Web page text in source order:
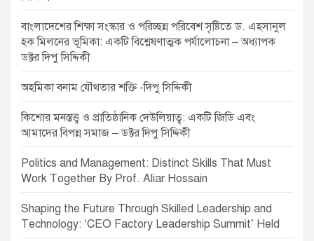
বাংলাদেশের শিক্ষা সংস্কার ও পরিচ্ছন্ন পরিবেশ সৃষ্টিতে ড. এহসানুল
হক মিলনের ভূমিকা: একটি বিশ্লেষণাত্মক পর্যালোচনা – অধ্যাপক
ডক্টর দিপু সিদ্দিকী
অহমিকা বনাম যৌথতার শক্তি -দিপু সিদ্দিকী
কিশোর মনস্তত্ত্ব ও প্রাতিষ্ঠানিক দেউলিয়াত্ব: একটি জিডি এবং
আমাদের বিপন্ন সমাজ – ডক্টর দিপু সিদ্দিকী
Politics and Management: Distinct Skills That Must
Work Together By Prof. Aliar Hossain
Shaping the Future Through Skilled Leadership and
Technology: ‘CEO Factory Leadership Summit’ Held